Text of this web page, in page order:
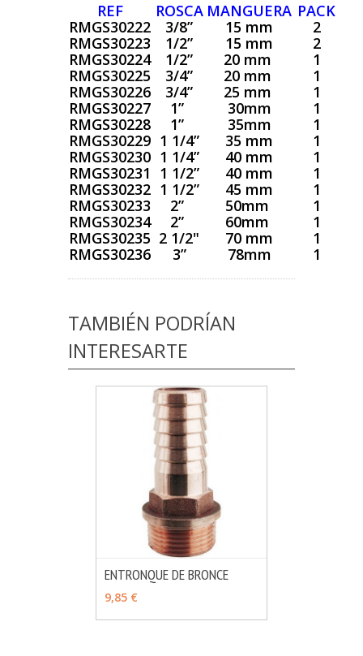
REF
ROSCA MANGUERA PACK
RMGS30222
3/8” 15 mm
2
RMGS30223
1/2” 15 mm
2
RMGS30224
1/2” 20 mm
1
RMGS30225
3/4” 20 mm
1
RMGS30226
3/4” 25 mm
1
RMGS30227
1” 30mm
1
RMGS30228
1” 35mm
1
RMGS30229 1 1/4” 35 mm
1
RMGS30230 1 1/4” 40 mm
1
RMGS30231 1 1/2” 40 mm
1
RMGS30232 1 1/2” 45 mm
1
RMGS30233
2” 50mm
1
RMGS30234
2” 60mm
1
RMGS30235 2 1/2" 70 mm
1
RMGS30236
3” 78mm 1
TAMBIÉN PODRÍAN
INTERESARTE
ENTRONQUE DE BRONCE
9,85 €